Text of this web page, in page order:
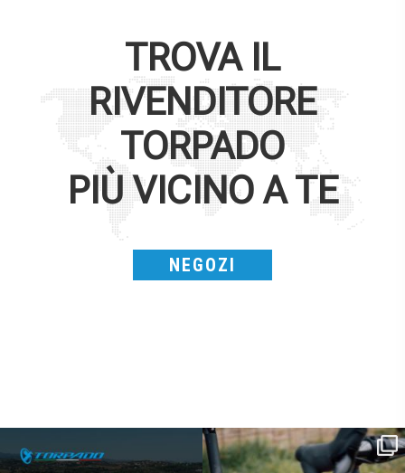
TROVA IL
RIVENDITORE
TORPADO
PIÙ VICINO A TE
NEGOZI
IBF sta per...
Kepler R è la gravel pensata per affrontare
lunghe...